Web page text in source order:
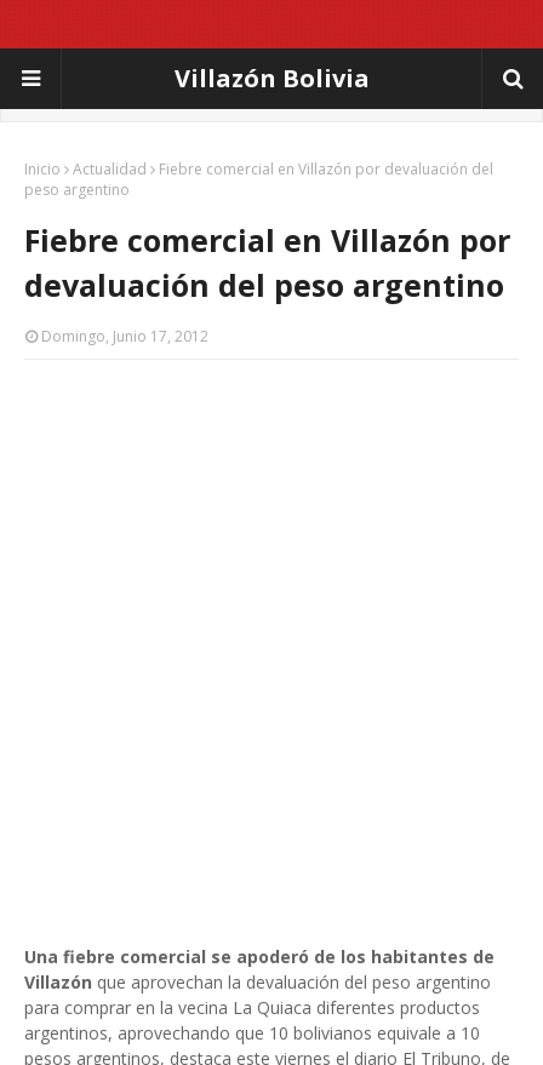
Villazón Bolivia
Inicio Actualidad
Fiebre comercial en Villazón por devaluación del
peso argentino
Fiebre comercial en Villazón por
devaluación del peso argentino
Domingo, Junio 17, 2012
Una fiebre comercial se apoderó de los habitantes de
Villazón que aprovechan la devaluación del peso argentino
para comprar en la vecina La Quiaca diferentes productos
argentinos, aprovechando que 10 bolivianos equivale a 10
pesos argentinos, destaca este viernes el diario El Tribuno, de